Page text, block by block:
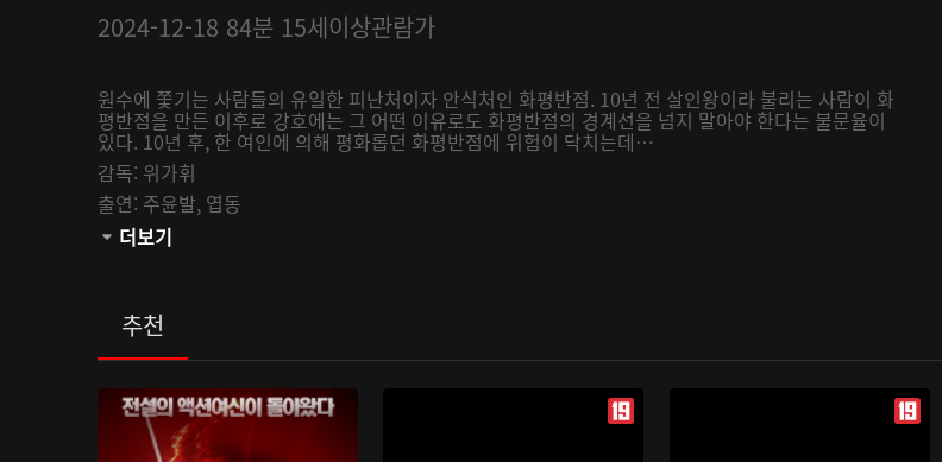
2024-12-18 84분 15세이상관람가
원수에 쫓기는 사람들의 유일한 피난처이자 안식처인 화평반점. 10년 전 살인왕이라 불리는 사람이 화
평반점을 만든 이후로 강호에는 그 어떤 이유로도 화평반점의 경계선을 넘지 말아야 한다는 불문율이
있다. 10년 후, 한 여인에 의해 평화롭던 화평반점에 위험이 닥치는데…
감독: 위가휘
출연: 주윤발, 엽동
관람등급:
더보기
추천